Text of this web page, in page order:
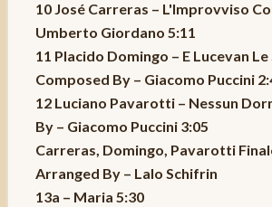
10 José Carreras – L'Improvviso
Umberto Giordano 5:11
11 Placido Domingo – E Lucevan
Composed By – Giacomo Puccini
12 Luciano Pavarotti – Nessun
By – Giacomo Puccini 3:05
Carreras, Domingo, Pavarotti
Arranged By – Lalo Schifrin
13a – Maria 5:30